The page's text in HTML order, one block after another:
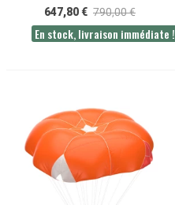
647,80 € 790,00 €
En stock, livraison immédiate !